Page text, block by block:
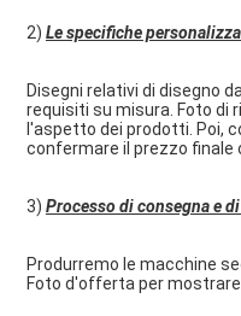
2) Le specifiche
Disegni relativi di disegno
requisiti su misura. Foto
l'aspetto dei prodotti. Poi,
confermare il prezzo finale
3) Processo di consegna e
Produrremo le macchine
Foto d'offerta per